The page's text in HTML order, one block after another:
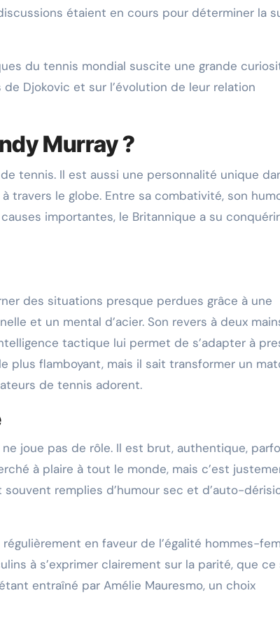
étaient en cours pour déterminer la
du tennis mondial suscite une grande
Djokovic et sur l’évolution de leur relation
Murray ?
tennis. Il est aussi une personnalité unique
travers le globe. Entre sa combativité, son
importantes, le Britannique a su
des situations presque perdues grâce à une
et un mental d’acier. Son revers à deux
tactique lui permet de s’adapter à
plus flamboyant, mais il sait transformer un
de tennis adorent.
joue pas de rôle. Il est brut, authentique,
à plaire à tout le monde, mais c’est
remplies d’humour sec et d’auto-
en faveur de l’égalité hommes-
à s’exprimer clairement sur la parité, que ce
entraîné par Amélie Mauresmo, un choix